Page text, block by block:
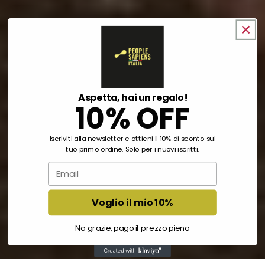
Aspetta, hai un regalo!
10% OFF
Iscriviti alla newsletter e ottieni il 10% di sconto sul
tuo primo ordine. Solo per i nuovi iscritti.
Email
Voglio il mio 10%
No grazie, pago il prezzo pieno